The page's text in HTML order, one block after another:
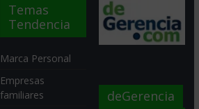
Temas
Tendencia
Marca Personal
Empresas
familiares
deGerencia